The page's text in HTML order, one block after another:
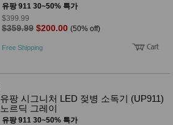
유팡 911 30~50% 특가
$399.99
$359.99 $200.00 (50% off)
Free Shipping
유팡 시그니처 LED 젖병 소독기 (UP911)
노르딕 그레이
유팡 911 30~50% 특가